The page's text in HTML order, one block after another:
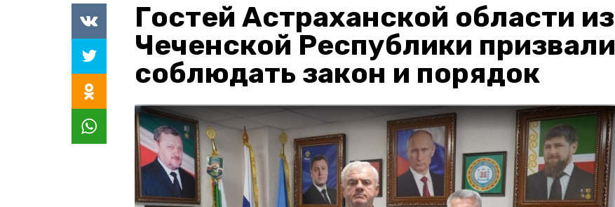
Гостей Астраханской области из
Чеченской Республики призвали
соблюдать закон и порядок